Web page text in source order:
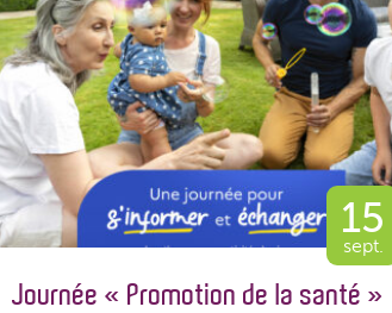
15
sept.
Journée « Promotion de la santé »